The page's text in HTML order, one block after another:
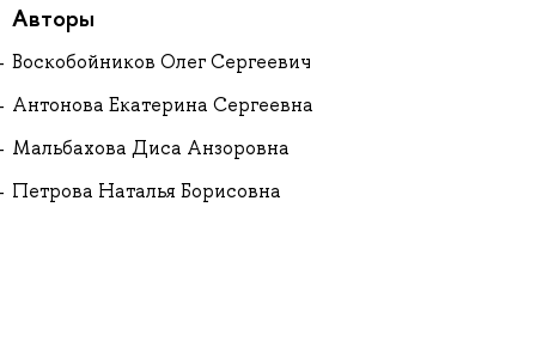
Авторы
Воскобойников Олег Сергеевич
Антонова Екатерина Сергеевна
Мальбахова Диса Анзоровна
Петрова Наталья Борисовна